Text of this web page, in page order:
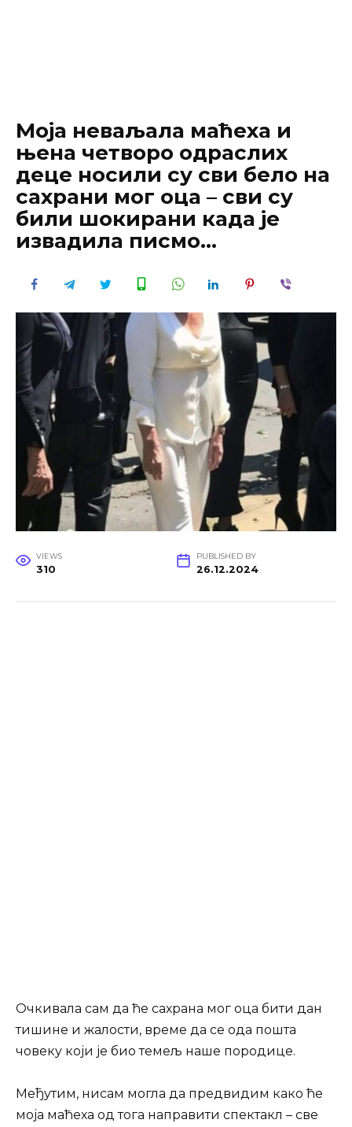
Моја неваљала маћеха и
њена четворо одраслих
деце носили су сви бело на
сахрани мог оца – сви су
били шокирани када је
извадилa писмо…
VIEWS
310
PUBLISHED BY
26.12.2024
Очкивала сам да ће сахрана мог оца бити дан
тишине и жалости, време да се ода пошта
човеку који је био темељ наше породице.
Међутим, нисам могла да предвидим како ће
моја маћеха од тога направити спектакл – све